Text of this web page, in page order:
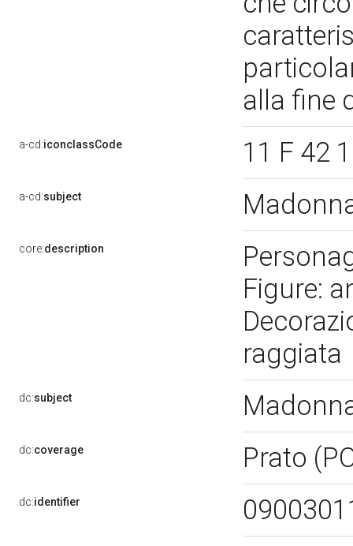
alla fine
a-cd:iconclassCode 11 F 42
a-cd:subject
core:description
Figure:
raggiata
dc:subject
dc:coverage Prato
dc:identifier